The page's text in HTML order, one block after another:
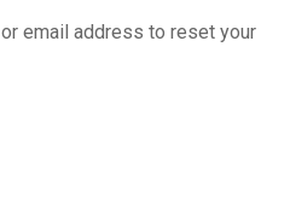
email address to reset your